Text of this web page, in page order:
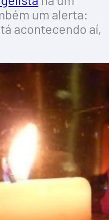
um alerta:
acontecendo aí,